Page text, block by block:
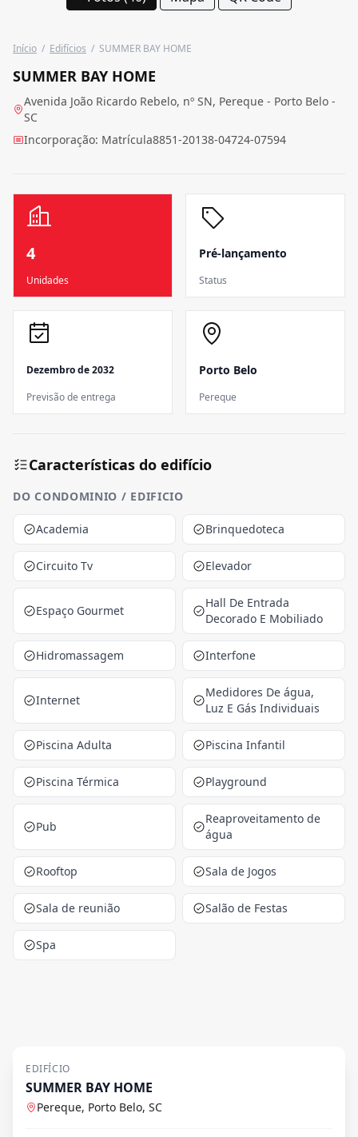
Início / Edifícios / SUMMER BAY HOME
SUMMER BAY HOME
Avenida João Ricardo Rebelo, nº SN, Pereque - Porto Belo -
SC
Incorporação: Matrícula8851-20138-04724-07594
4
Unidades
Pré-lançamento
Status
Dezembro de 2032
Previsão de entrega
Porto Belo
Pereque
Características do edifício
DO CONDOMINIO / EDIFICIO
Academia Brinquedoteca
Circuito Tv Elevador
Espaço Gourmet
Hall De Entrada
Decorado E Mobiliado
Hidromassagem Interfone
Internet
Medidores De água,
Luz E Gás Individuais
Piscina Adulta Piscina Infantil
Piscina Térmica Playground
Pub
Reaproveitamento de
água
Rooftop Sala de Jogos
Sala de reunião Salão de Festas
Spa
EDIFÍCIO
SUMMER BAY HOME
Pereque, Porto Belo, SC